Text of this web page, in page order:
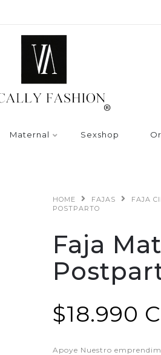
Maternal Sexshop
HOME FAJAS FAJA
POSTPARTO
Faja
$18.990
Apoye Nuestro